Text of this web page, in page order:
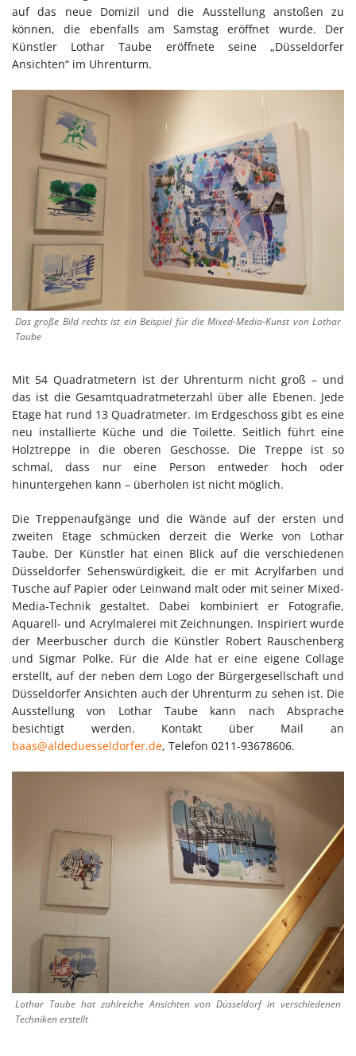
auf das neue Domizil und die Ausstellung anstoßen zu
können, die ebenfalls am Samstag eröffnet wurde. Der
Künstler Lothar Taube eröffnete seine „Düsseldorfer
Ansichten“ im Uhrenturm.
Das große Bild rechts ist ein Beispiel für die Mixed-Media-Kunst von Lothar
Taube
Mit 54 Quadratmetern ist der Uhrenturm nicht groß – und
das ist die Gesamtquadratmeterzahl über alle Ebenen. Jede
Etage hat rund 13 Quadratmeter. Im Erdgeschoss gibt es eine
neu installierte Küche und die Toilette. Seitlich führt eine
Holztreppe in die oberen Geschosse. Die Treppe ist so
schmal, dass nur eine Person entweder hoch oder
hinuntergehen kann – überholen ist nicht möglich.
Die Treppenaufgänge und die Wände auf der ersten und
zweiten Etage schmücken derzeit die Werke von Lothar
Taube. Der Künstler hat einen Blick auf die verschiedenen
Düsseldorfer Sehenswürdigkeit, die er mit Acrylfarben und
Tusche auf Papier oder Leinwand malt oder mit seiner Mixed-
Media-Technik gestaltet. Dabei kombiniert er Fotografie,
Aquarell- und Acrylmalerei mit Zeichnungen. Inspiriert wurde
der Meerbuscher durch die Künstler Robert Rauschenberg
und Sigmar Polke. Für die Alde hat er eine eigene Collage
erstellt, auf der neben dem Logo der Bürgergesellschaft und
Düsseldorfer Ansichten auch der Uhrenturm zu sehen ist. Die
Ausstellung von Lothar Taube kann nach Absprache
besichtigt werden. Kontakt über Mail an
baas@aldeduesseldorfer.de, Telefon 0211-93678606.
Lothar Taube hat zahlreiche Ansichten von Düsseldorf in verschiedenen
Techniken erstellt